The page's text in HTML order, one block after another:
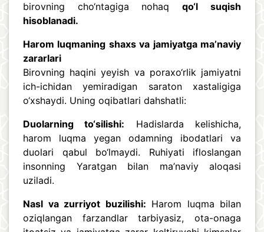
birovning cho‘ntagiga nohaq qo‘l
suqish
hisoblanadi.
Harom luqmaning shaxs va jamiyatga ma’naviy
zararlari
Birovning haqini yeyish va poraxo‘rlik jamiyatni
ich-ichidan yemiradigan saraton xastaligiga
o‘xshaydi. Uning oqibatlari dahshatli:
Duolarning to‘silishi: Hadislarda kelishicha,
harom luqma yegan odamning ibodatlari va
duolari qabul bo‘lmaydi. Ruhiyati ifloslangan
insonning Yaratgan bilan ma’naviy aloqasi
uziladi.
Nasl va zurriyot buzilishi: Harom luqma bilan
oziqlangan farzandlar tarbiyasiz, ota-onaga